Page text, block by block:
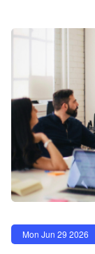
Mon Jun 29 2026